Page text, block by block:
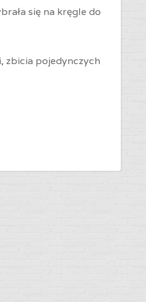
się na kręgle do
zbicia pojedynczych